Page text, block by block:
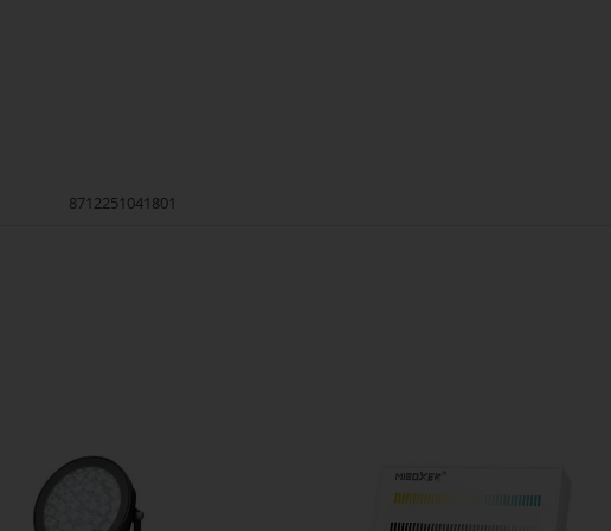
8712251041801